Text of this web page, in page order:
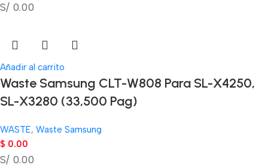
S/ 0.00
Añadir al carrito
Waste Samsung CLT-W808 Para SL-X4250,
SL-X3280 (33,500 Pag)
WASTE, Waste Samsung
$ 0.00
S/ 0.00